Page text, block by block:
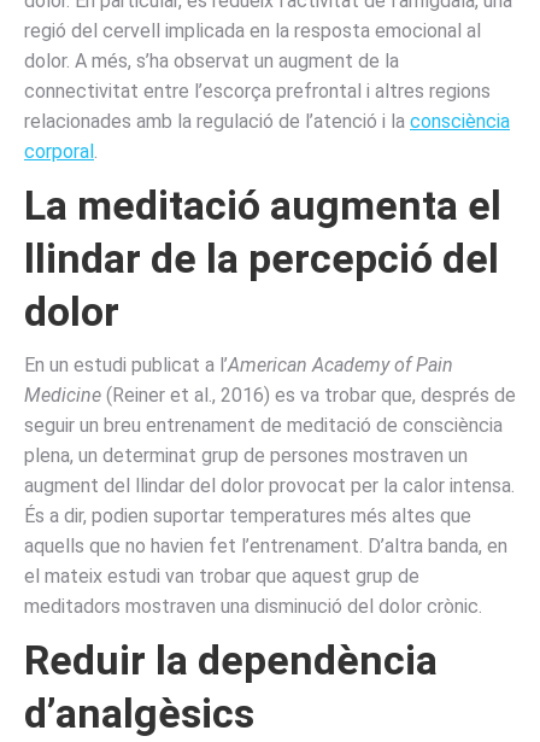
regió del cervell implicada en la resposta emocional al
dolor. A més, s’ha observat un augment de la
connectivitat entre l’escorça prefrontal i altres regions
relacionades amb la regulació de l’atenció i la consciència
corporal.
La meditació augmenta el
llindar de la percepció del
dolor
En un estudi publicat a l’American Academy of Pain
Medicine (Reiner et al., 2016) es va trobar que, després de
seguir un breu entrenament de meditació de consciència
plena, un determinat grup de persones mostraven un
augment del llindar del dolor provocat per la calor intensa.
És a dir, podien suportar temperatures més altes que
aquells que no havien fet l’entrenament. D’altra banda, en
el mateix estudi van trobar que aquest grup de
meditadors mostraven una disminució del dolor crònic.
Reduir la dependència
d’analgèsics